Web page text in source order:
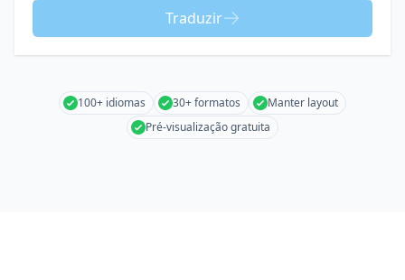
Traduzir
100+ idiomas 30+ formatos
Manter layout
Pré-visualização gratuita